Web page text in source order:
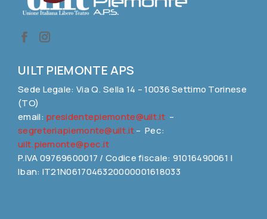
UILT PIEMONTE APS
Sede Legale: Via Q. Sella 14 – 10036 Settimo Torinese
(TO)
email: presidentepiemonte@uilt.it–
segreteriapiemonte@uilt.it– Pec:
uilt.piemonte@pec.it
P.IVA 09769600017 / Codice fiscale: 91016490061 |
Iban: IT21N0617046320000001618033